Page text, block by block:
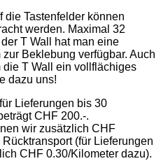
die Tastenfelder können
werden. Maximal 32
T Wall hat man eine
Beklebung verfügbar. Auch
T Wall ein vollflächiges
dazu uns!
Lieferungen bis 30
CHF 200.-.
wir zusätzlich CHF
(für Lieferungen
CHF 0.30/Kilometer dazu).